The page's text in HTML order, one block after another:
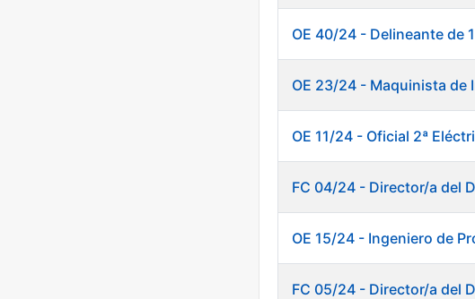
OE 40/24 - Delineante de
OE 23/24 - Maquinista de
OE 11/24 - Oficial 2ª
FC 04/24 - Director/a del
OE 15/24 - Ingeniero de
FC 05/24 - Director/a del